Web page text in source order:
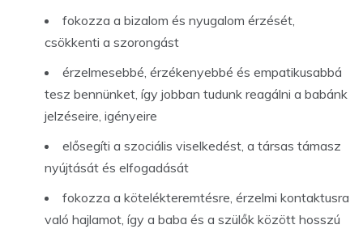
fokozza a bizalom és nyugalom érzését,
csökkenti a szorongást
érzelmesebbé, érzékenyebbé és empatikusabbá
tesz bennünket, így jobban tudunk reagálni a babánk
jelzéseire, igényeire
elősegíti a szociális viselkedést, a társas támasz
nyújtását és elfogadását
fokozza a kötelékteremtésre, érzelmi kontaktusra
való hajlamot, így a baba és a szülők között hosszú